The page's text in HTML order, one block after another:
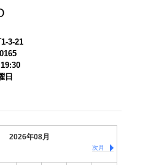
3-21
日
2026年08月
次月